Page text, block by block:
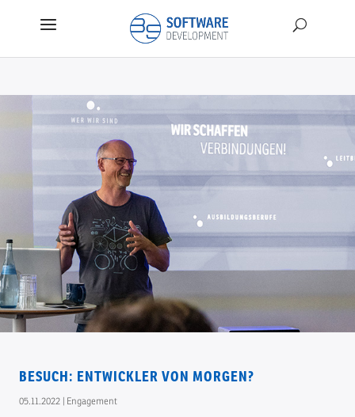
BESUCH: ENTWICKLER VON MORGEN?
05.11.2022 Engagement